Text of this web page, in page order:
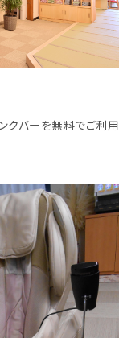
クバーを無料でご利用